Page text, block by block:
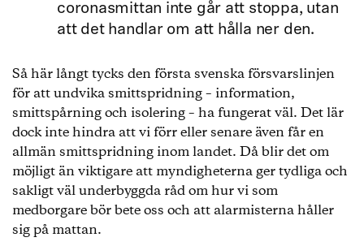
coronasmittan inte går att stoppa, utan
att det handlar om att hålla ner den.
Så här långt tycks den första svenska försvarslinjen
för att undvika smittspridning – information,
smittspårning och isolering – ha fungerat väl. Det lär
dock inte hindra att vi förr eller senare även får en
allmän smittspridning inom landet. Då blir det om
möjligt än viktigare att myndigheterna ger tydliga och
sakligt väl underbyggda råd om hur vi som
medborgare bör bete oss och att alarmisterna håller
sig på mattan.